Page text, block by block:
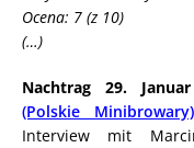
Ocena: 7 (z 10)
(…)
Nachtrag 29.
(Polskie Minibrowary)
Interview mit